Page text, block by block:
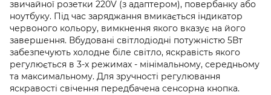
звичайної розетки 220V (з адаптером), повербанку або
ноутбуку. Під час заряджання вмикається індикатор
червоного кольору, вимкнення якого вказує на його
завершення. Вбудовані світлодіодні потужністю 5Вт
забезпечують холодне біле світло, яскравість якого
регулюється в 3-х режимах - мінімальному, середньому
та максимальному. Для зручності регулювання
яскравості свічення передбачена сенсорна кнопка.